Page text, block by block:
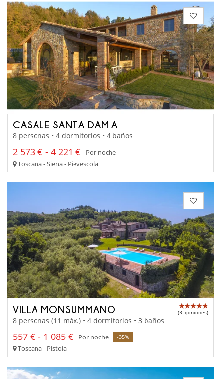
CASALE SANTA DAMIA
8 personas • 4 dormitorios • 4 baños
2 573 € - 4 221 €
Por noche
Toscana - Siena - Pievescola
VILLA MONSUMMANO (3 opiniones)
8 personas (11 máx.) • 4 dormitorios • 3 baños
557 € - 1 085 € Por noche -35%
Toscana - Pistoia